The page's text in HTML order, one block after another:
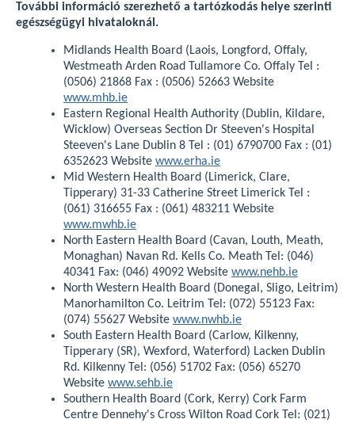
További információ szerezhető a tartózkodás helye szerinti
egészségügyi hivataloknál.
Midlands Health Board (Laois, Longford, Offaly,
Westmeath Arden Road Tullamore Co. Offaly Tel :
(0506) 21868 Fax : (0506) 52663 Website
www.mhb.ie
Eastern Regional Health Authority (Dublin, Kildare,
Wicklow) Overseas Section Dr Steeven's Hospital
Steeven's Lane Dublin 8 Tel : (01) 6790700 Fax : (01)
6352623 Website www.erha.ie
Mid Western Health Board (Limerick, Clare,
Tipperary) 31-33 Catherine Street Limerick Tel :
(061) 316655 Fax : (061) 483211 Website
www.mwhb.ie
North Eastern Health Board (Cavan, Louth, Meath,
Monaghan) Navan Rd. Kells Co. Meath Tel: (046)
40341 Fax: (046) 49092 Website www.nehb.ie
North Western Health Board (Donegal, Sligo, Leitrim)
Manorhamilton Co. Leitrim Tel: (072) 55123 Fax:
(074) 55627 Website www.nwhb.ie
South Eastern Health Board (Carlow, Kilkenny,
Tipperary (SR), Wexford, Waterford) Lacken Dublin
Rd. Kilkenny Tel: (056) 51702 Fax: (056) 65270
Website www.sehb.ie
Southern Health Board (Cork, Kerry) Cork Farm
Centre Dennehy's Cross Wilton Road Cork Tel: (021)